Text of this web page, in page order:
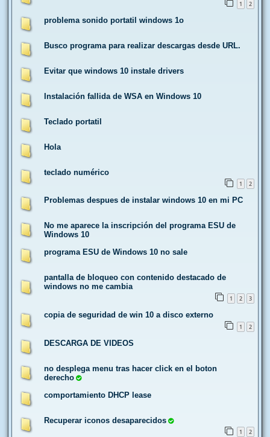
1 2
problema sonido portatil windows 1o
Busco programa para realizar descargas desde URL.
Evitar que windows 10 instale drivers
Instalación fallida de WSA en Windows 10
Teclado portatil
Hola
teclado numérico
1 2
Problemas despues de instalar windows 10 en mi PC
No me aparece la inscripción del programa ESU de
Windows 10
programa ESU de Windows 10 no sale
pantalla de bloqueo con contenido destacado de
windows no me cambia
1 2 3
copia de seguridad de win 10 a disco externo
1 2
DESCARGA DE VIDEOS
no desplega menu tras hacer click en el boton
derecho
comportamiento DHCP lease
Recuperar iconos desaparecidos
1 2